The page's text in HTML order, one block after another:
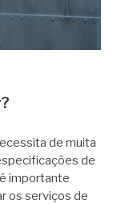
de muita
de
importante
os serviços de